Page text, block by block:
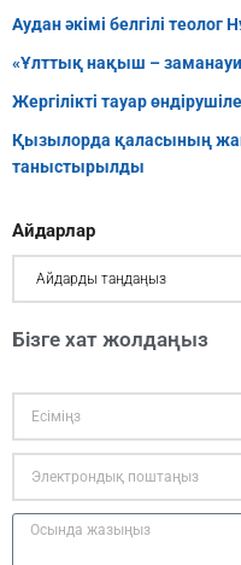
Аудан әкімі белгілі теолог
«Ұлттық нақыш – заманауи
Жергілікті тауар
Қызылорда қаласының
таныстырылды
Айдарлар
Бізге хат жолдаңыз